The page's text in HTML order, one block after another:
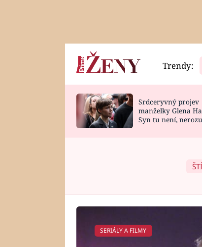
Horoskopy
HOROSKOP NA
Video
CELEBRITY
VAŘENÍ
Trendy:
Srdceryvný projev
manželky Glena
Syn tu není,
SERIÁLY A FILMY